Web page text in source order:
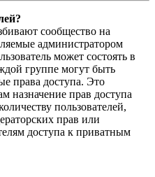
сообщество на
администратором
может состоять в
группе могут быть
права доступа. Это
назначение прав доступа
пользователей,
прав или
доступа к приватным